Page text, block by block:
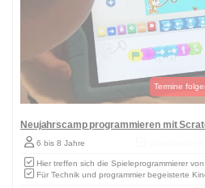
Neujahrscamp programmieren mit
6 bis 8 Jahre
Hier treffen sich die Spieleprogrammierer
Für Technik und programmier begeisterte